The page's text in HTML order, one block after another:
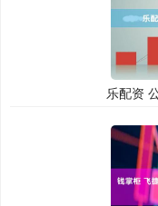
乐配资